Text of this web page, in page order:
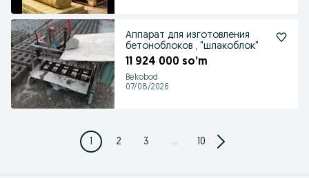
Аппарат для изготовления
бетоноблоков , "шлакоблок"
11 924 000 so’m
Bekobod
07/08/2026
1 2 3 ... 10